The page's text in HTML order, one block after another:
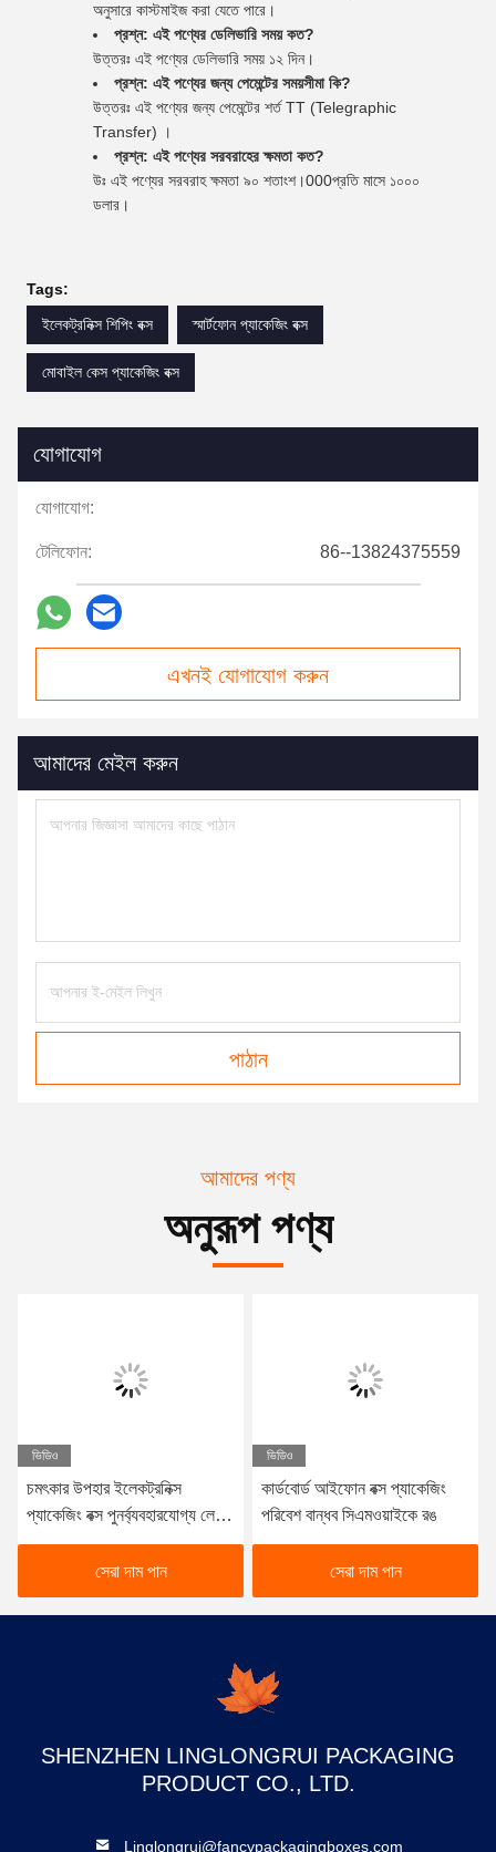
অনুসারে কাস্টমাইজ করা যেতে পারে।
প্রশ্ন: এই পণ্যের ডেলিভারি সময় কত?
উত্তরঃ এই পণ্যের ডেলিভারি সময় ১২ দিন।
প্রশ্ন: এই পণ্যের জন্য পেমেন্টের সময়সীমা কি?
উত্তরঃ এই পণ্যের জন্য পেমেন্টের শর্ত TT (Telegraphic
Transfer) ।
প্রশ্ন: এই পণ্যের সরবরাহের ক্ষমতা কত?
উঃ এই পণ্যের সরবরাহ ক্ষমতা ৯০ শতাংশ।000প্রতি মাসে ১০০০
ডলার।
Tags:
ইলেকট্রনিক্স শিপিং বক্স
স্মার্টফোন প্যাকেজিং বক্স
মোবাইল কেস প্যাকেজিং বক্স
যোগাযোগ
যোগাযোগ:
টেলিফোন: 86--13824375559
এখনই যোগাযোগ করুন
আমাদের মেইল করুন
পাঠান
আমাদের পণ্য
অনুরূপ পণ্য
ভিডিও
চমৎকার উপহার ইলেকট্রনিক্স
প্যাকেজিং বক্স পুনর্ব্যবহারযোগ্য লেপা
কাগজ উপাদান
সেরা দাম পান
ভিডিও
কার্ডবোর্ড আইফোন বক্স প্যাকেজিং
পরিবেশ বান্ধব সিএমওয়াইকে রঙ
সেরা দাম পান
SHENZHEN LINGLONGRUI PACKAGING
PRODUCT CO., LTD.
Linglongrui@fancypackagingboxes.com